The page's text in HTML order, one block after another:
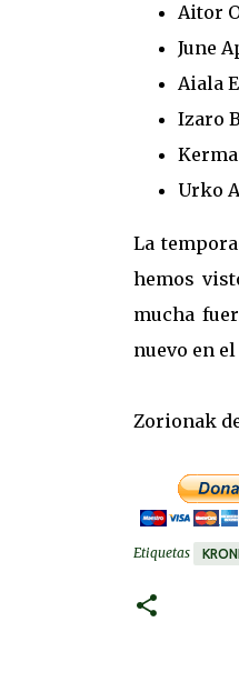
Aitor
June
Aiala
Izaro
Urko
La
hemos
mucha
nuevo en
Zorionak
Etiquetas